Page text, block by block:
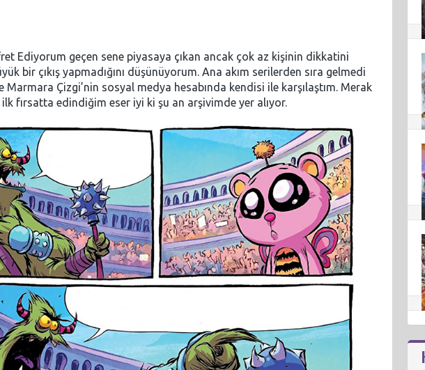
Ediyorum geçen sene piyasaya çıkan ancak çok az kişinin dikkatini
bir çıkış yapmadığını düşünüyorum. Ana akım serilerden sıra gelmedi
Marmara Çizgi’nin sosyal medya hesabında kendisi ile karşılaştım. Merak
ilk fırsatta edindiğim eser iyi ki şu an arşivimde yer alıyor.